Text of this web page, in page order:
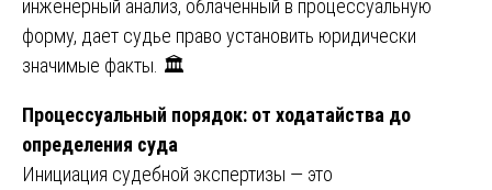
инженерный анализ, облаченный в процессуальную
форму, дает судье право установить юридически
значимые факты. 🏛️
Процессуальный порядок: от ходатайства до
определения суда
Инициация судебной экспертизы — это